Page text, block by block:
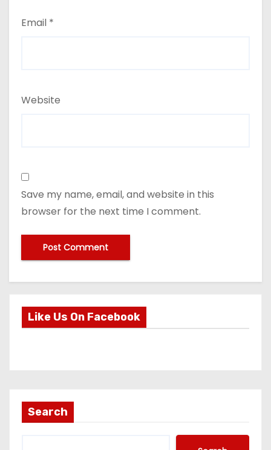
Email *
Website
Save my name, email, and website in this
browser for the next time I comment.
Like Us On Facebook
Search